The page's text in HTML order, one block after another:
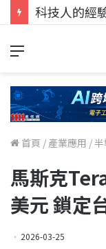
科技人找工
首頁 / 產業應用 /
馬斯克
美元 鎖定
2026-03-25